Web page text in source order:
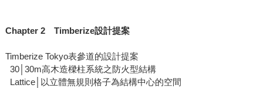
Chapter 2 Timberize設計提案
Timberize Tokyo表參道的設計提案
30│30m高木造樑柱系統之防火型結構
Lattice│以立體無規則格子為結構中心的空間